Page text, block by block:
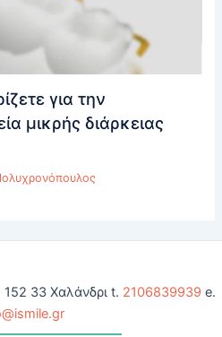
για την
μικρής διάρκειας
33 Χαλάνδρι t. 2106839939 e.